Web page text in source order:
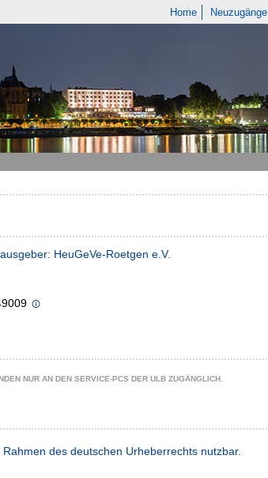
Home Neuzugänge
HeuGeVe-Roetgen e.V.
NUR AN DEN SERVICE-PCS DER ULB ZUGÄNGLICH.
des deutschen Urheberrechts nutzbar.